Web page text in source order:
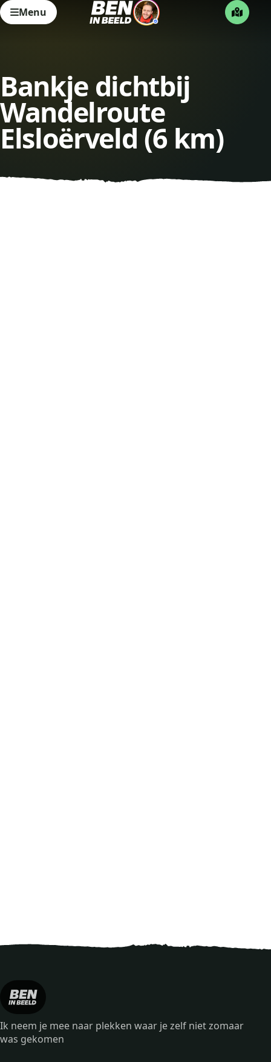
Menu
Bankje dichtbij
Wandelroute
Elsloërveld (6 km)
Ik neem je mee naar plekken waar je zelf niet zomaar
was gekomen